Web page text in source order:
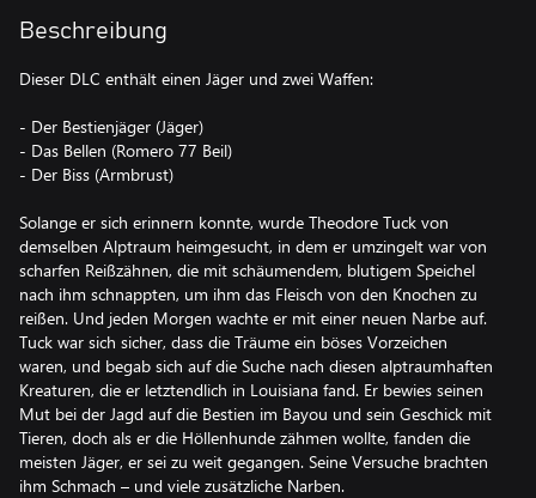
Beschreibung
Dieser DLC enthält einen Jäger und zwei Waffen:
- Der Bestienjäger (Jäger)
- Das Bellen (Romero 77 Beil)
- Der Biss (Armbrust)
Solange er sich erinnern konnte, wurde Theodore Tuck von
demselben Alptraum heimgesucht, in dem er umzingelt war von
scharfen Reißzähnen, die mit schäumendem, blutigem Speichel
nach ihm schnappten, um ihm das Fleisch von den Knochen zu
reißen. Und jeden Morgen wachte er mit einer neuen Narbe auf.
Tuck war sich sicher, dass die Träume ein böses Vorzeichen
waren, und begab sich auf die Suche nach diesen alptraumhaften
Kreaturen, die er letztendlich in Louisiana fand. Er bewies seinen
Mut bei der Jagd auf die Bestien im Bayou und sein Geschick mit
Tieren, doch als er die Höllenhunde zähmen wollte, fanden die
meisten Jäger, er sei zu weit gegangen. Seine Versuche brachten
ihm Schmach – und viele zusätzliche Narben.